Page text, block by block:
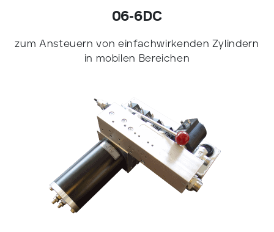
06-6DC
zum Ansteuern von einfachwirkenden Zylindern
in mobilen Bereichen